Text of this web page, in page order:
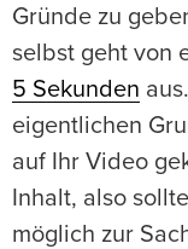
Gründe zu
selbst geht von
5 Sekunden
eigentlichen
auf Ihr Video
Inhalt, also
möglich zur